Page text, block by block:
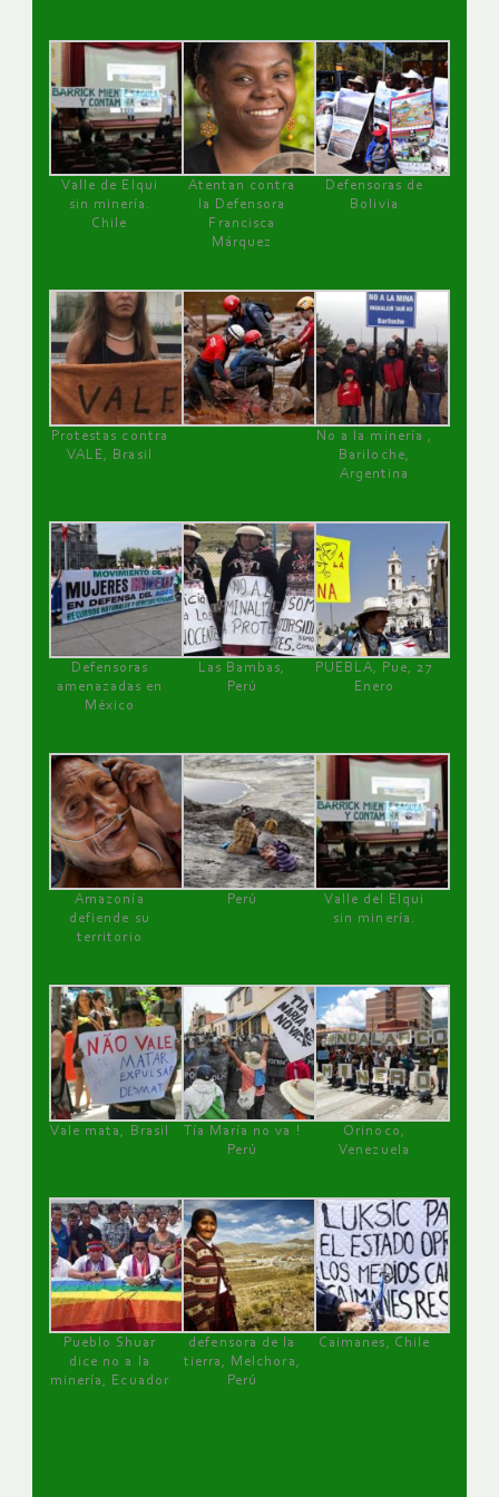
Valle de Elqui
sin minería.
Chile
Atentan contra
la Defensora
Francisca
Márquez
Defensoras de
Bolivia
Protestas contra
VALE, Brasil
No a la minería ,
Bariloche,
Argentina
Defensoras
amenazadas en
México
Las Bambas,
Perú
PUEBLA, Pue, 27
Enero
Amazonía
defiende su
territorio
Perú
Valle del Elqui
sin minería.
Vale mata, Brasil
Tía María no va !
Perú
Orinoco,
Venezuela
Pueblo Shuar
dice no a la
minería, Ecuador
defensora de la
tierra, Melchora,
Perú
Caimanes, Chile